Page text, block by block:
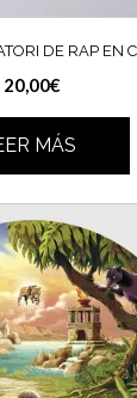
DE RAP EN
20,00€
MÁS